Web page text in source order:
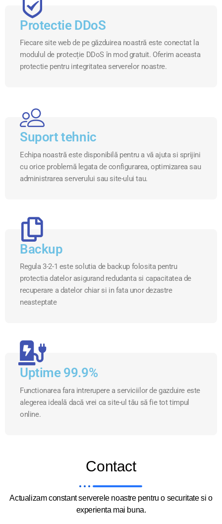
Protectie DDoS
Fiecare site web de pe găzduirea noastră este conectat la
modulul de protecție DDoS în mod gratuit. Oferim aceasta
protectie pentru integritatea serverelor noastre.
Suport tehnic
Echipa noastră este disponibilă pentru a vă ajuta si sprijini
cu orice problemă legata de configurarea, optimizarea sau
administrarea serverului sau site-ului tau.
Backup
Regula 3-2-1 este solutia de backup folosita pentru
protectia datelor asigurand redudanta si capacitatea de
recuperare a datelor chiar si in fata unor dezastre
neasteptate
Uptime 99.9%
Functionarea fara intrerupere a serviciilor de gazduire este
alegerea ideală dacă vrei ca site-ul tău să fie tot timpul
online.
Contact
Actualizam constant serverele noastre pentru o securitate si o
experienta mai buna.